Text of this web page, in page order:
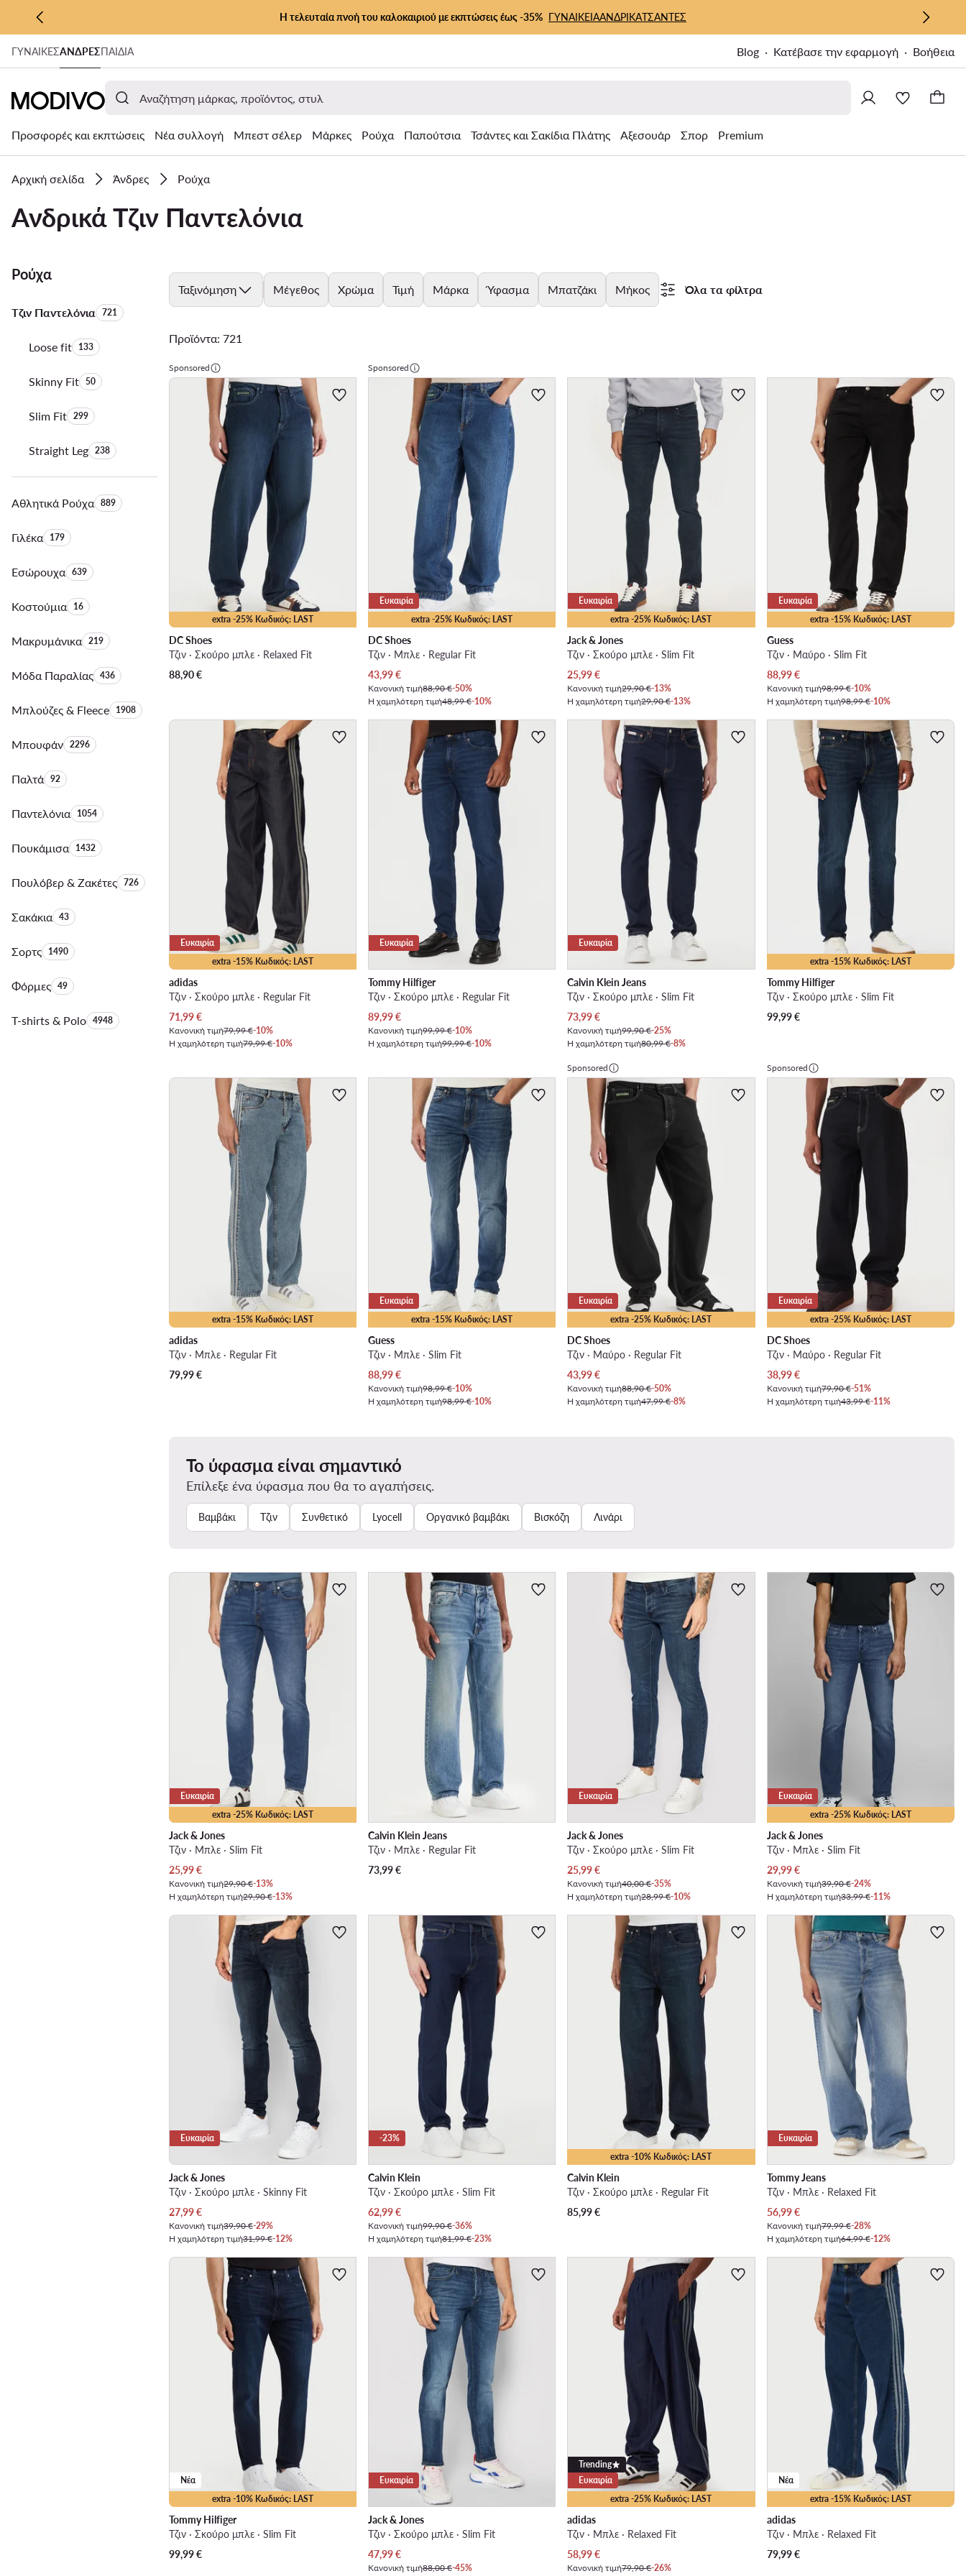
ΜΕΤΆΒΑΣΗ ΣΤΟ ΚΎΡΙΟ ΠΕΡΙΕΧΌΜΕΝΟ
ΜΕΤΆΒΑΣΗ ΣΤΗΝ ΑΝΑΖΉΤΗΣΗ
Η τελευταία πνοή του καλοκαιριού με εκπτώσεις έως -35% ΓΥΝΑΙΚΕΙΑΑΝΔΡΙΚΑΤΣΑΝΤΕΣ
ΓΥΝΑΊΚΕΣΑΝΔΡΕΣΠΑΙΔΙΑ Blog Κατέβασε την εφαρμογή Βοήθεια
Προσφορές και εκπτώσεις Νέα συλλογή Μπεστ σέλερ Μάρκες Ρούχα Παπούτσια Τσάντες και Σακίδια Πλάτης Αξεσουάρ Σπορ Premium
Αρχική σελίδα Άνδρες Ρούχα
Ανδρικά Τζιν Παντελόνια
Ρούχα
Τζιν ΠαντελόνιαΑριθμός προϊόντων:
721
Loose fitΑριθμός προϊόντων:
133
Skinny FitΑριθμός προϊόντων:
50
Slim FitΑριθμός προϊόντων:
299
Straight LegΑριθμός προϊόντων:
238
Αθλητικά ΡούχαΑριθμός προϊόντων:
889
ΓιλέκαΑριθμός προϊόντων:
179
ΕσώρουχαΑριθμός προϊόντων:
639
ΚοστούμιαΑριθμός προϊόντων:
16
ΜακρυμάνικαΑριθμός προϊόντων:
219
Μόδα ΠαραλίαςΑριθμός προϊόντων:
436
Μπλούζες & FleeceΑριθμός προϊόντων:
1908
ΜπουφάνΑριθμός προϊόντων:
2296
ΠαλτάΑριθμός προϊόντων:
92
ΠαντελόνιαΑριθμός προϊόντων:
1054
ΠουκάμισαΑριθμός προϊόντων:
1432
Πουλόβερ & ΖακέτεςΑριθμός προϊόντων:
726
ΣακάκιαΑριθμός προϊόντων:
43
ΣορτςΑριθμός προϊόντων:
1490
ΦόρμεςΑριθμός προϊόντων:
49
T-shirts & PoloΑριθμός προϊόντων:
4948
Ταξινόμηση Μέγεθος Χρώμα Τιμή Μάρκα Ύφασμα Μπατζάκι Μήκος Όλα τα φίλτρα
Προϊόντα: 721
Sponsored
extra -25% Κωδικός: LAST
DC Shoes
Τζιν · Σκούρο μπλε · Relaxed Fit
88,90€
Sponsored
extra -25% Κωδικός: LAST
Ευκαιρία
DC Shoes
Τζιν · Μπλε · Regular Fit
Τρέχουσα τιμή
43,99€
Κανονική τιμή88,90 €-50%
Η χαμηλότερη τιμή48,99 €-10%
extra -25% Κωδικός: LAST
Ευκαιρία
Jack & Jones
Τζιν · Σκούρο μπλε · Slim Fit
Τρέχουσα τιμή
25,99€
Κανονική τιμή29,90 €-13%
Η χαμηλότερη τιμή29,90 €-13%
extra -15% Κωδικός: LAST
Ευκαιρία
Guess
Τζιν · Μαύρο · Slim Fit
Τρέχουσα τιμή
88,99€
Κανονική τιμή98,99 €-10%
Η χαμηλότερη τιμή98,99 €-10%
extra -15% Κωδικός: LAST
Ευκαιρία
adidas
Τζιν · Σκούρο μπλε · Regular Fit
Τρέχουσα τιμή
71,99€
Κανονική τιμή79,99 €-10%
Η χαμηλότερη τιμή79,99 €-10%
Ευκαιρία
Tommy Hilfiger
Τζιν · Σκούρο μπλε · Regular Fit
Τρέχουσα τιμή
89,99€
Κανονική τιμή99,99 €-10%
Η χαμηλότερη τιμή99,99 €-10%
Ευκαιρία
Calvin Klein Jeans
Τζιν · Σκούρο μπλε · Slim Fit
Τρέχουσα τιμή
73,99€
Κανονική τιμή99,90 €-25%
Η χαμηλότερη τιμή80,99 €-8%
extra -15% Κωδικός: LAST
Tommy Hilfiger
Τζιν · Σκούρο μπλε · Slim Fit
99,99€
extra -15% Κωδικός: LAST
adidas
Τζιν · Μπλε · Regular Fit
79,99€
extra -15% Κωδικός: LAST
Ευκαιρία
Guess
Τζιν · Μπλε · Slim Fit
Τρέχουσα τιμή
88,99€
Κανονική τιμή98,99 €-10%
Η χαμηλότερη τιμή98,99 €-10%
Sponsored
extra -25% Κωδικός: LAST
Ευκαιρία
DC Shoes
Τζιν · Μαύρο · Regular Fit
Τρέχουσα τιμή
43,99€
Κανονική τιμή88,90 €-50%
Η χαμηλότερη τιμή47,99 €-8%
Sponsored
extra -25% Κωδικός: LAST
Ευκαιρία
DC Shoes
Τζιν · Μαύρο · Regular Fit
Τρέχουσα τιμή
38,99€
Κανονική τιμή79,90 €-51%
Η χαμηλότερη τιμή43,99 €-11%
Το ύφασμα είναι σημαντικό
Επίλεξε ένα ύφασμα που θα το αγαπήσεις.
Βαμβάκι Τζιν Συνθετικό Lyocell Οργανικό βαμβάκι Βισκόζη Λινάρι
extra -25% Κωδικός: LAST
Ευκαιρία
Jack & Jones
Τζιν · Μπλε · Slim Fit
Τρέχουσα τιμή
25,99€
Κανονική τιμή29,90 €-13%
Η χαμηλότερη τιμή29,90 €-13%
Calvin Klein Jeans
Τζιν · Μπλε · Regular Fit
73,99€
Ευκαιρία
Jack & Jones
Τζιν · Σκούρο μπλε · Slim Fit
Τρέχουσα τιμή
25,99€
Κανονική τιμή40,00 €-35%
Η χαμηλότερη τιμή28,99 €-10%
extra -25% Κωδικός: LAST
Ευκαιρία
Jack & Jones
Τζιν · Μπλε · Slim Fit
Τρέχουσα τιμή
29,99€
Κανονική τιμή39,90 €-24%
Η χαμηλότερη τιμή33,99 €-11%
Ευκαιρία
Jack & Jones
Τζιν · Σκούρο μπλε · Skinny Fit
Τρέχουσα τιμή
27,99€
Κανονική τιμή39,90 €-29%
Η χαμηλότερη τιμή31,99 €-12%
-23%
Calvin Klein
Τζιν · Σκούρο μπλε · Slim Fit
Τρέχουσα τιμή
62,99€
Κανονική τιμή99,90 €-36%
Η χαμηλότερη τιμή81,99 €-23%
extra -10% Κωδικός: LAST
Calvin Klein
Τζιν · Σκούρο μπλε · Regular Fit
85,99€
Ευκαιρία
Tommy Jeans
Τζιν · Μπλε · Relaxed Fit
Τρέχουσα τιμή
56,99€
Κανονική τιμή79,99 €-28%
Η χαμηλότερη τιμή64,99 €-12%
extra -10% Κωδικός: LAST
Νέα
Tommy Hilfiger
Τζιν · Σκούρο μπλε · Slim Fit
99,99€
Ευκαιρία
Jack & Jones
Τζιν · Σκούρο μπλε · Slim Fit
Τρέχουσα τιμή
47,99€
Κανονική τιμή88,00 €-45%
extra -25% Κωδικός: LAST
Trending
Ευκαιρία
adidas
Τζιν · Μπλε · Relaxed Fit
Τρέχουσα τιμή
58,99€
Κανονική τιμή79,90 €-26%
extra -15% Κωδικός: LAST
Νέα
adidas
Τζιν · Μπλε · Relaxed Fit
79,99€